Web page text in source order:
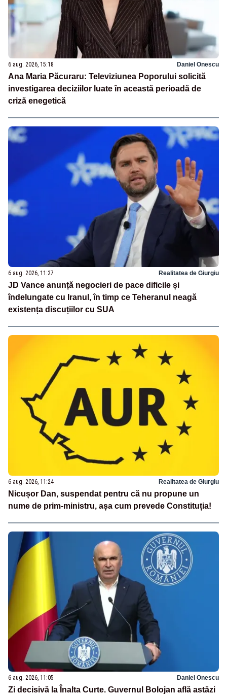
6 aug. 2026, 15:18 Daniel Onescu
Ana Maria Păcuraru: Televiziunea Poporului solicită
investigarea deciziilor luate în această perioadă de
criză enegetică
6 aug. 2026, 11:27 Realitatea de Giurgiu
JD Vance anunță negocieri de pace dificile și
îndelungate cu Iranul, în timp ce Teheranul neagă
existența discuțiilor cu SUA
6 aug. 2026, 11:24 Realitatea de Giurgiu
Nicușor Dan, suspendat pentru că nu propune un
nume de prim-ministru, așa cum prevede Constituția!
6 aug. 2026, 11:05 Daniel Onescu
Zi decisivă la Înalta Curte. Guvernul Bolojan află astăzi